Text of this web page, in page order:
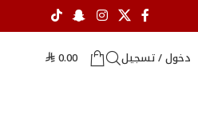
دخول / تسجيل ⃁ 0.00